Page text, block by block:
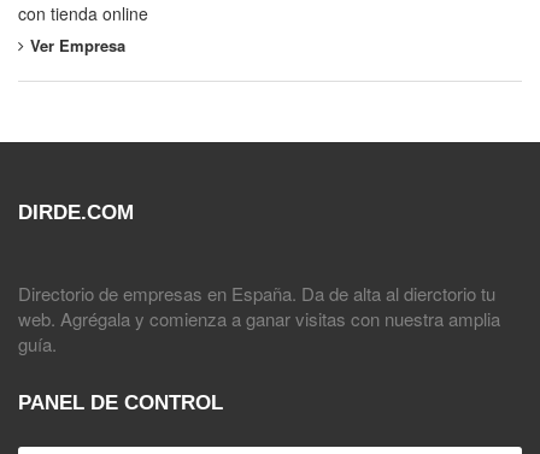
con tienda online
Ver Empresa
DIRDE.COM
Directorio de empresas en España. Da de alta al dierctorio tu
web. Agrégala y comienza a ganar visitas con nuestra amplia
guía.
PANEL DE CONTROL